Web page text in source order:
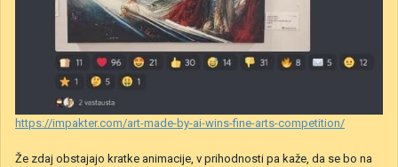
https://impakter.com/art-made-by-ai-wins-fine-arts-competition/
Že zdaj obstajajo kratke animacije, v prihodnosti pa kaže, da se bo na